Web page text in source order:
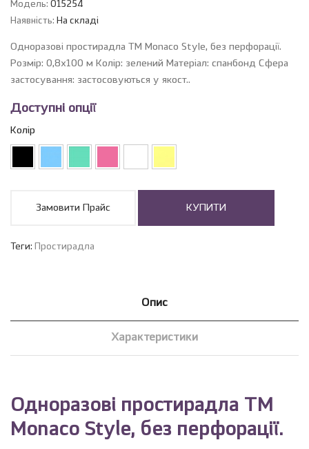
Модель: 015254
Наявність: На складі
Одноразові простирадла ТМ Monaco Style, без перфорації.
Розмір: 0,8х100 м Колір: зелений Матеріал: спанбонд Сфера
застосування: застосовуються у якост..
Доступні опції
Колір
Замовити Прайс КУПИТИ
Теги: Простирадла
Опис
Характеристики
Одноразові простирадла ТМ
Monaco Style, без перфорації.